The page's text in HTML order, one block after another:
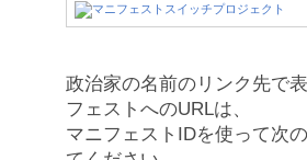
政治家の名前のリンク先で
フェストへのURLは、
マニフェストIDを使って次